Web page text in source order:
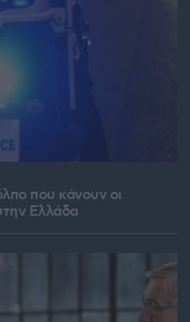
που κάνουν οι
Ελλάδα